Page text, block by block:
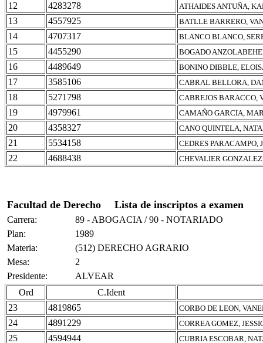
12 4283278 ATHAIDES ANTUÑA,
13 4557925 BATLLE BARRERO,
14 4707317 BLANCO BLANCO,
15 4455290 BOGADO
16 4489649 BONINO DIBBLE,
17 3585106 CABRAL BELLORA,
18 5271798 CABREJOS BARACCO,
19 4979961 CAMAÑO GARCIA,
20 4358327 CANO QUINTELA,
21 5534158 CEDRES PARACAMPO,
22 4688438 CHEVALIER
Facultad de Derecho Lista de inscriptos a examen
Carrera:
89 - ABOGACIA / 90 - NOTARIADO
Plan:
1989
Materia:
(512) DERECHO AGRARIO
Mesa:
2
Presidente:
ALVEAR
Ord
C.Ident
23
4819865 CORBO DE LEON,
24 4891229 CORREA GOMEZ,
25 4594944 CUBRIA ESCOBAR,